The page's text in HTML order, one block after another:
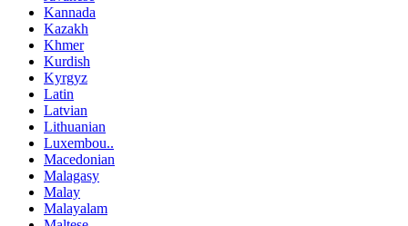
Kannada
Kazakh
Khmer
Kurdish
Kyrgyz
Latin
Latvian
Lithuanian
Luxembou..
Macedonian
Malagasy
Malay
Malayalam